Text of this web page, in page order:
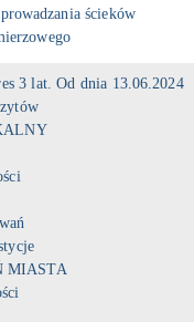
ścieków
3 lat. Od dnia 13.06.2024
MIASTA